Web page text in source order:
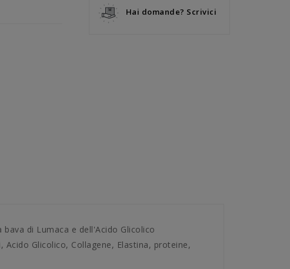
Hai domande? Scrivici
di Lumaca e dell'Acido Glicolico
Glicolico, Collagene, Elastina, proteine,